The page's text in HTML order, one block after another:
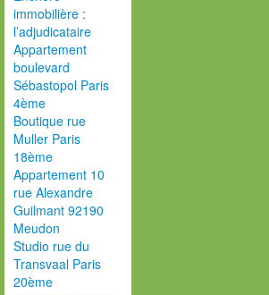
immobilière :
l’adjudicataire
Appartement
boulevard
Sébastopol Paris
4ème
Boutique rue
Muller Paris
18ème
Appartement 10
rue Alexandre
Guilmant 92190
Meudon
Studio rue du
Transvaal Paris
20ème